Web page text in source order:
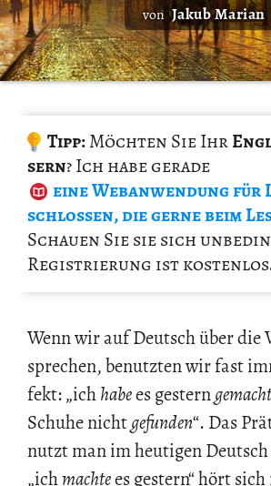
von Jakub Marian
Tipp:Möch­ten Sie Ihr
sern? Ich habe ge­ra­de
eine Web­an­wen­dungfür
schlos­sen, die gerne beim
Schau­en Sie sie sich
Re­gis­trie­rung ist
Wenn wir auf Deutsch über die
spre­chen, be­nutz­ten wir fast
fekt: „ichhabees ges­ternge­macht
Schu­he nichtge­fun­den“. Das
nutzt man im heu­ti­gen
„ichmach­tees ges­tern“ hört